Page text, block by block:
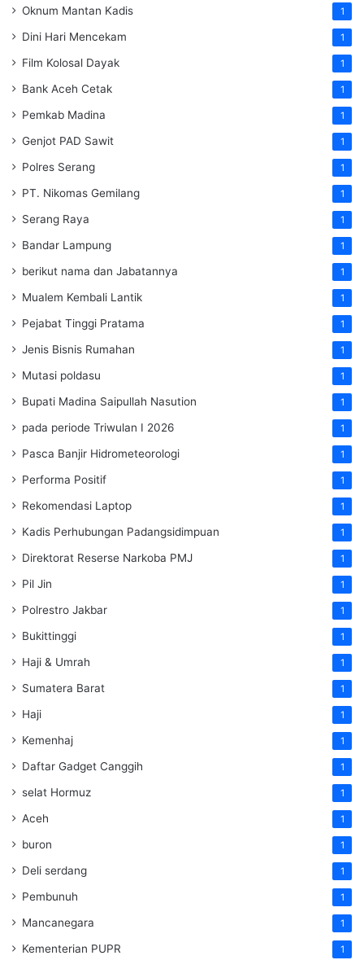
Oknum Mantan Kadis 1
Dini Hari Mencekam 1
Film Kolosal Dayak 1
Bank Aceh Cetak 1
Pemkab Madina 1
Genjot PAD Sawit 1
Polres Serang 1
PT. Nikomas Gemilang 1
Serang Raya 1
Bandar Lampung 1
berikut nama dan Jabatannya 1
Mualem Kembali Lantik 1
Pejabat Tinggi Pratama 1
Jenis Bisnis Rumahan 1
Mutasi poldasu 1
Bupati Madina Saipullah Nasution 1
pada periode Triwulan I 2026 1
Pasca Banjir Hidrometeorologi 1
Performa Positif 1
Rekomendasi Laptop 1
Kadis Perhubungan Padangsidimpuan 1
Direktorat Reserse Narkoba PMJ 1
Pil Jin 1
Polrestro Jakbar 1
Bukittinggi 1
Haji & Umrah 1
Sumatera Barat 1
Haji 1
Kemenhaj 1
Daftar Gadget Canggih 1
selat Hormuz 1
Aceh 1
buron 1
Deli serdang 1
Pembunuh 1
Mancanegara 1
Kementerian PUPR 1